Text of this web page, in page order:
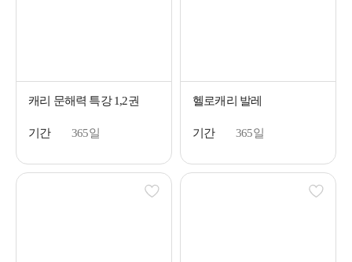
캐리 문해력 특강 1,2권
기간 365일
헬로캐리 발레
기간 365일